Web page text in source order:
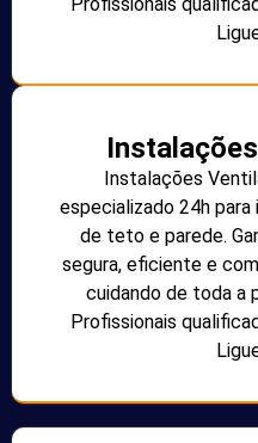
Instalações
especializado 24h
de teto e parede.
segura, eficiente e
cuidando de toda a
Profissionais